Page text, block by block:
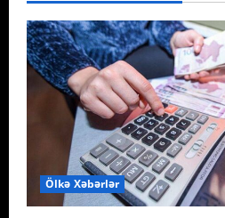
Ölkə Xəbərlər